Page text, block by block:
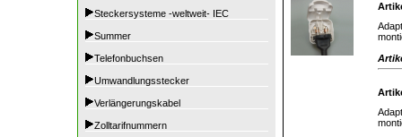
Steckersysteme -weltweit- IEC
Summer
Telefonbuchsen
Umwandlungsstecker
Verlängerungskabel
Zolltarifnummern